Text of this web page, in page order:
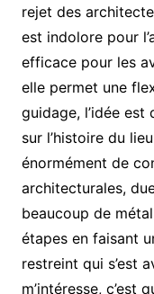
rejet des
est indolore pour
efficace pour les
elle permet une
guidage, l’idée
sur l’histoire du
énormément de
architecturales,
beaucoup de
étapes en faisant
restreint qui s’est
m’intéresse, c’est